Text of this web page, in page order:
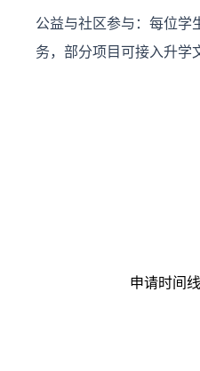
公益与社区参与：每位学
务，部分项目可接入升学
申请时间